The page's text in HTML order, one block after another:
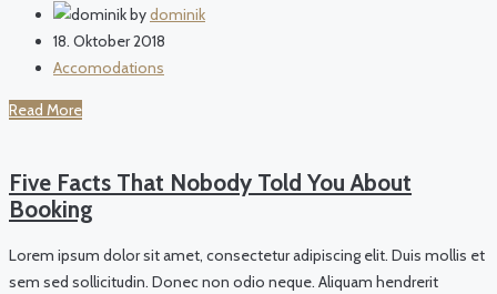
bydominik
18. Oktober 2018
Accomodations
Read More
Five Facts That Nobody Told You About
Booking
Lorem ipsum dolor sit amet, consectetur adipiscing elit. Duis mollis et
sem sed sollicitudin. Donec non odio neque. Aliquam hendrerit